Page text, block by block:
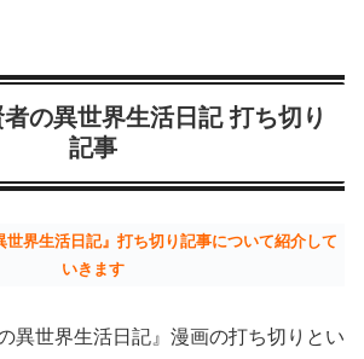
の異世界生活日記 打ち切り
記事
世界生活日記』打ち切り記事について紹介して
いきます
異世界生活日記』漫画の打ち切りとい